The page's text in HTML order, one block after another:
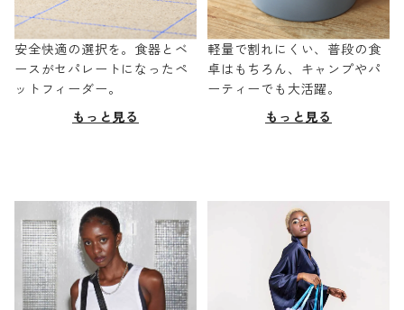
安全快適の選択を。食器とベ
ースがセパレートになったペ
ットフィーダー。
もっと見る
軽量で割れにくい、普段の食
卓はもちろん、キャンプやパ
ーティーでも大活躍。
もっと見る